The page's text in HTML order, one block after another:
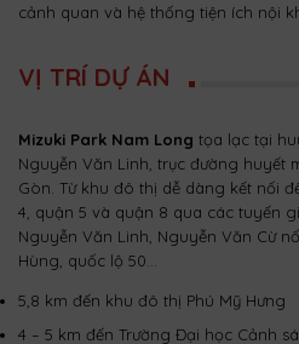
cảnh quan và hệ thống tiện ích nội
VỊ TRÍ DỰ ÁN
Mizuki Park Nam Long tọa lạc tại
Nguyễn Văn Linh, trục đường huyết
Gòn. Từ khu đô thị dễ dàng kết nối
4, quận 5 và quận 8 qua các tuyến
Nguyễn Văn Linh, Nguyễn Văn Cừ
Hùng, quốc lộ 50…
5,8 km đến khu đô thị Phú Mỹ Hưng
4 – 5 km đến Trường Đại học Cảnh